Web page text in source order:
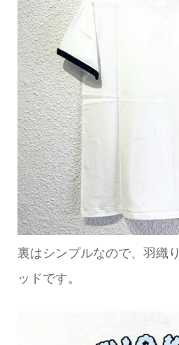
裏はシンプルなので、羽織
ッドです。